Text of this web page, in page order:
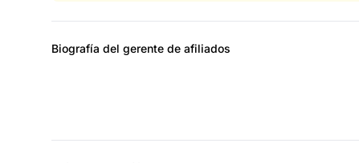
Biografía del gerente de afiliados